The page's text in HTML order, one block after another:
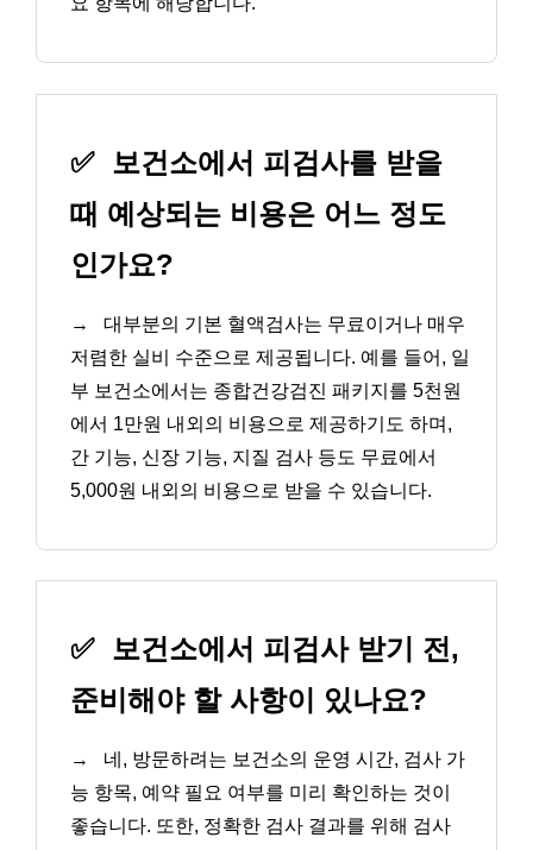
✅ 보건소에서 피검사를 받을
때 예상되는 비용은 어느 정도
인가요?
→
대부분의 기본 혈액검사는 무료이거나 매우
저렴한 실비 수준으로 제공됩니다. 예를 들어, 일
부 보건소에서는 종합건강검진 패키지를 5천원
에서 1만원 내외의 비용으로 제공하기도 하며,
간 기능, 신장 기능, 지질 검사 등도 무료에서
5,000원 내외의 비용으로 받을 수 있습니다.
✅ 보건소에서 피검사 받기 전,
준비해야 할 사항이 있나요?
→
네, 방문하려는 보건소의 운영 시간, 검사 가
능 항목, 예약 필요 여부를 미리 확인하는 것이
좋습니다. 또한, 정확한 검사 결과를 위해 검사